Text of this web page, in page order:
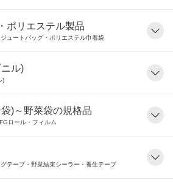
ポリエステル製品
ュートバッグ・ポリエステル巾着袋
ル)
)
)～野菜袋の規格品
ロール・フィルム
テープ・野菜結束シーラー・養生テープ